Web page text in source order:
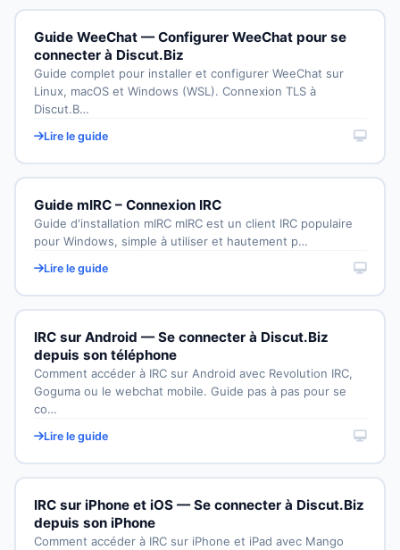
Guide WeeChat — Configurer WeeChat pour se
connecter à Discut.Biz
Guide complet pour installer et configurer WeeChat sur
Linux, macOS et Windows (WSL). Connexion TLS à
Discut.B…
Lire le guide
Guide mIRC – Connexion IRC
Guide d'installation mIRC mIRC est un client IRC populaire
pour Windows, simple à utiliser et hautement p…
Lire le guide
IRC sur Android — Se connecter à Discut.Biz
depuis son téléphone
Comment accéder à IRC sur Android avec Revolution IRC,
Goguma ou le webchat mobile. Guide pas à pas pour se
co…
Lire le guide
IRC sur iPhone et iOS — Se connecter à Discut.Biz
depuis son iPhone
Comment accéder à IRC sur iPhone et iPad avec Mango